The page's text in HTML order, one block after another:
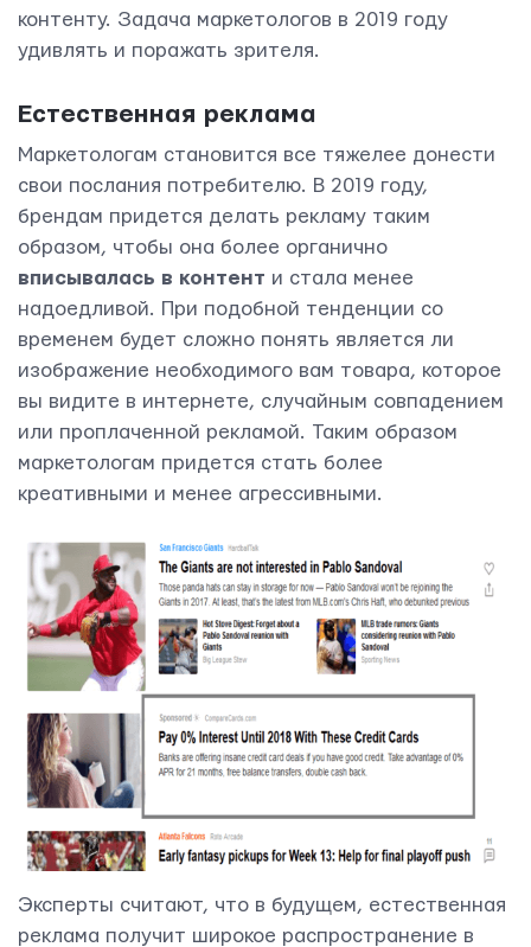
контенту. Задача маркетологов в 2019 году
удивлять и поражать зрителя.
Естественная реклама
Маркетологам становится все тяжелее донести
свои послания потребителю. В 2019 году,
брендам придется делать рекламу таким
образом, чтобы она более органично
вписывалась в контент и стала менее
надоедливой. При подобной тенденции со
временем будет сложно понять является ли
изображение необходимого вам товара, которое
вы видите в интернете, случайным совпадением
или проплаченной рекламой. Таким образом
маркетологам придется стать более
креативными и менее агрессивными.
Эксперты считают, что в будущем, естественная
реклама получит широкое распространение в
ОТПРАВИТЬ
Мы вам ответим в течении24 часов.